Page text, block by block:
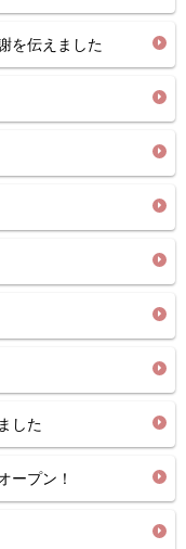
を伝えました
した
ープン！